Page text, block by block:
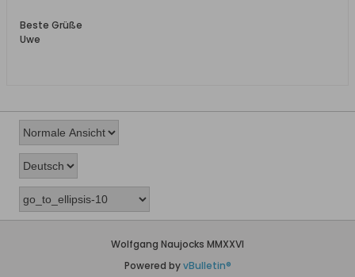
Beste Grüße
Uwe
Wolfgang Naujocks MMXXVI
Powered byvBulletin®